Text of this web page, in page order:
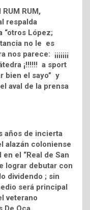
RUM,
respalda
“otros López;
no le es
parece: ¡¡¡¡¡¡¡
¡!!!!!! a sport
bien el sayo” y
aval de la prensa
años de incierta
alazán coloniense
el “Real de San
lograr debutar con
dividendo ; sin
será principal
veterano